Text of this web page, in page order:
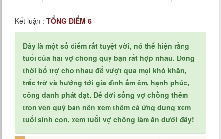
Kết luận : TỔNG ĐIỂM 6
Đây là một số điểm rất tuyệt vời, nó thể hiện rằng
tuổi của hai vợ chồng quý bạn rất hợp nhau. Đồng
thời bổ trợ cho nhau để vượt qua mọi khó khăn,
trắc trở và hướng tới gia đình ấm êm, hạnh phúc,
công danh phát đạt. Để đời sống vợ chồng thêm
trọn vẹn quý bạn nên xem thêm cá ứng dụng xem
tuổi sinh con, xem tuổi vợ chồng làm ăn dưới đây!